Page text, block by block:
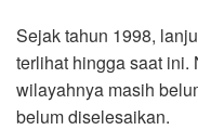
Sejak tahun 1998,
terlihat hingga saat ini.
wilayahnya masih
belum diselesaikan.